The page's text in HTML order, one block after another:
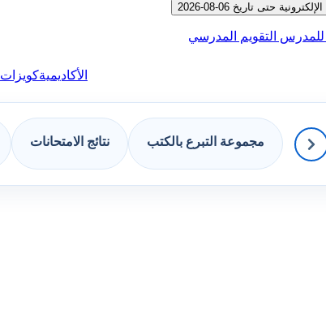
حتى تاريخ 06-08-2026
للمدرس التقويم المدرسي
الأكاديميةكويزات
مجموعة التبرع بالكتب نتائج الامتحانات